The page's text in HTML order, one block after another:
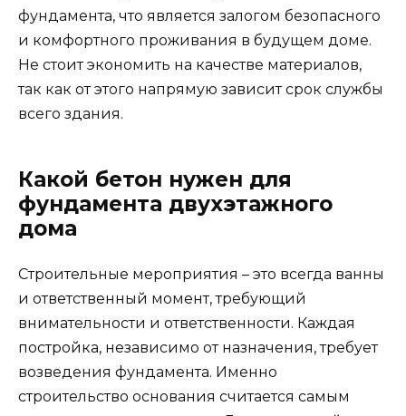
Строительные мероприятия – это всегда ванны
и ответственный момент, требующий
внимательности и ответственности. Каждая
постройка, независимо от назначения, требует
возведения фундамента. Именно
ответственным моментом. Для этих целей
нужно применять материалы, способные
противостоять природным факторам, а также
обеспечивать устойчивость и надежность
дома.
Критерии выбора
Каким должен быть бетона для двухэтажного